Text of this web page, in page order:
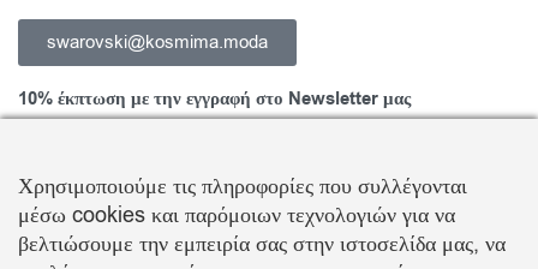
swarovski@kosmima.moda
10% έκπτωση με την εγγραφή στο Newsletter μας
Εγγραφείτε στο Newsletter και ενημερωθείτε για νέα προϊόντα,
τάσεις και προσφορές, καθώς και για να λάβετεκουπόνι έκπτωσης
Χρησιμοποιούμε τις πληροφορίες που συλλέγονται
μέσω cookies και παρόμοιων τεχνολογιών για να
βελτιώσουμε την εμπειρία σας στην ιστοσελίδα μας, να